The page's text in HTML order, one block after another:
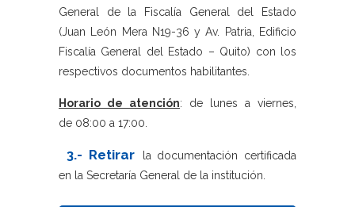
General de la Fiscalía General del Estado
(Juan León Mera N19-36 y Av. Patria, Edificio
Fiscalía General del Estado – Quito) con los
respectivos documentos habilitantes.
Horario de atención: de lunes a viernes,
de 08:00 a 17:00.
3.- Retirar
la documentación certificada
en la Secretaría General de la institución.